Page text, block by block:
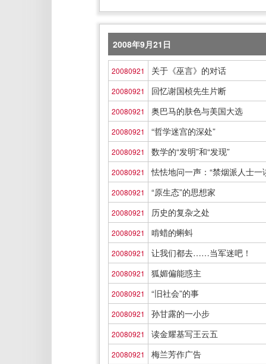
2008年9月21日
20080921 关于《巫言》的对话
20080921 回忆谢国桢先生片断
20080921 奥巴马的肤色与美国大选
20080921 “哲学迷宫的深处”
20080921 数学的“发明”和“发现”
20080921 怯怯地问一声：“禁烟派人士一
20080921 “原生态”的思想家
20080921 历史的复杂之处
20080921 啃蜡的蝌蚪
20080921 让我们都去……当军迷吧！
20080921 狐媚偏能惑主
20080921 “旧社会”的事
20080921 孙甘露的一小步
20080921 读金耀基写王云五
20080921 梅兰芳作广告